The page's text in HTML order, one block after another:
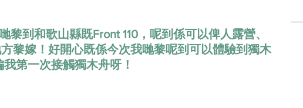
潮遊熊本 潮遊石川 潮遊佐賀 日本飲食情報 生活
黎到和歌山縣既Front 110，呢到係可以俾人露營、
黎嫁！好開心既係今次我哋黎呢到可以體驗到獨木
第一次接觸獨木舟呀！